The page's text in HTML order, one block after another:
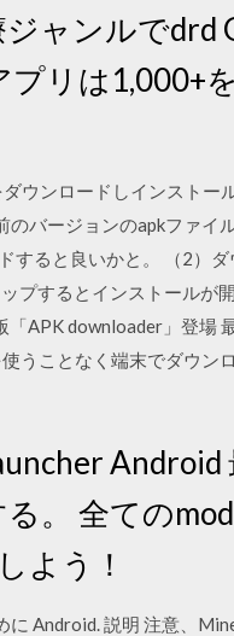
ャンルでdrd
リは1,000+
ウンロードしインストー
バージョンのapkファイ
すると良いかと。 （2）
プするとインストールが
APK downloader」登場
うことなく端末でダウン
Android
。 全ての
よう！
Android. 説明 注意、